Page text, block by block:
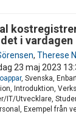
i vardagen
, Therese
23 maj 2023
, Svenska,
Introduktion,
IT/Utvecklare,
Exempel från